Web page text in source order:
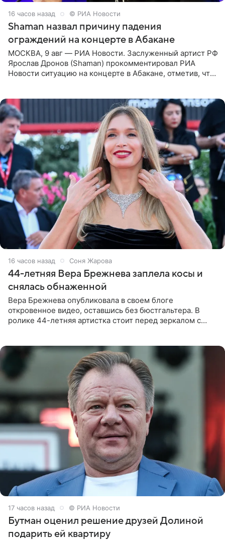
16 часов назад © РИА Новости
Shaman назвал причину падения
ограждений на концерте в Абакане
МОСКВА, 9 авг — РИА Новости. Заслуженный артист РФ
Ярослав Дронов (Shaman) прокомментировал РИА
Новости ситуацию на концерте в Абакане, отметив, что
16 часов назад Соня Жарова
44-летняя Вера Брежнева заплела косы и
снялась обнаженной
Вера Брежнева опубликовала в своем блоге
откровенное видео, оставшись без бюстгальтера. В
ролике 44-летняя артистка стоит перед зеркалом с
17 часов назад © РИА Новости
Бутман оценил решение друзей Долиной
подарить ей квартиру